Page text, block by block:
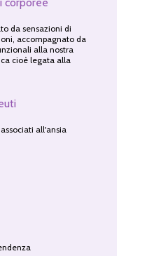
da sensazioni di
accompagnato da
alla nostra
cioè legata alla
all'ansia